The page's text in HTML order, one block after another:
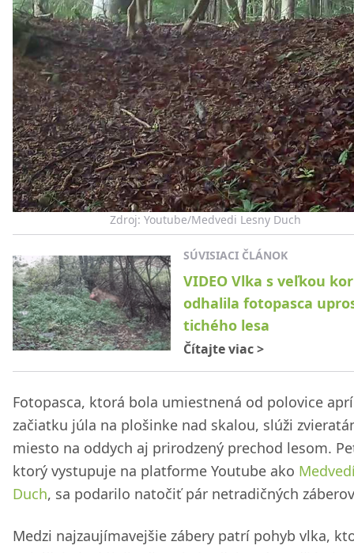
Zdroj: Youtube/Medvedi Lesny Duch
SÚVISIACI ČLÁNOK
VIDEO Vlka s veľkou
odhalila fotopasca
tichého lesa
Čítajte viac>
Fotopasca, ktorá bola umiestnená od polovice
začiatku júla na plošinke nad skalou, slúži
miesto na oddych aj prirodzený prechod lesom.
ktorý vystupuje na platforme Youtube ako
Duch, sa podarilo natočiť pár netradičných
Medzi najzaujímavejšie zábery patrí pohyb vlka,